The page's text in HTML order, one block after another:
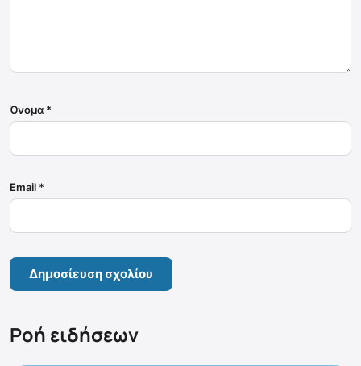
Όνομα *
Email *
Ροή ειδήσεων